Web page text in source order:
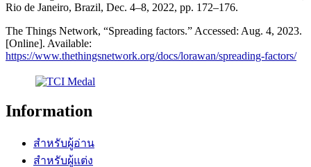
Rio de Janeiro, Brazil, Dec. 4–8, 2022, pp. 172–176.
The Things Network, “Spreading factors.” Accessed: Aug. 4, 2023.
[Online]. Available:
https://www.thethingsnetwork.org/docs/lorawan/spreading-factors/
Information
สำหรับผู้อ่าน
สำหรับผู้แต่ง